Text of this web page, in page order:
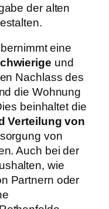
der alten
eine
und
Nachlass des
die Wohnung
beinhaltet die
Verteilung von
von
Auch bei der
wie
Partnern oder